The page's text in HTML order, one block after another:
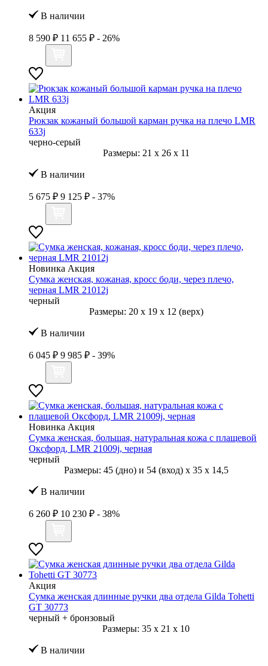
В наличии
8 590 ₽ 11 655 ₽ - 26%
Акция
Рюкзак кожаный большой карман ручка на плечо LMR
633j
черно-серый
Размеры: 21 x 26 x 11
В наличии
5 675 ₽ 9 125 ₽ - 37%
Новинка Акция
Сумка женская, кожаная, кросс боди, через плечо,
черная LMR 21012j
черный
Размеры: 20 x 19 x 12 (верх)
В наличии
6 045 ₽ 9 985 ₽ - 39%
Новинка Акция
Сумка женская, большая, натуральная кожа с плащевой
Оксфорд, LMR 21009j, черная
черный
Размеры: 45 (дно) и 54 (вход)x 35 x 14,5
В наличии
6 260 ₽ 10 230 ₽ - 38%
Акция
Сумка женская длинные ручки два отдела Gilda Tohetti
GT 30773
черный + бронзовый
Размеры: 35 x 21 x 10
В наличии